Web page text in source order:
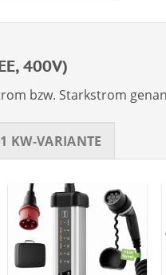
400V)
bzw. Starkstrom
KW-VARIANTE